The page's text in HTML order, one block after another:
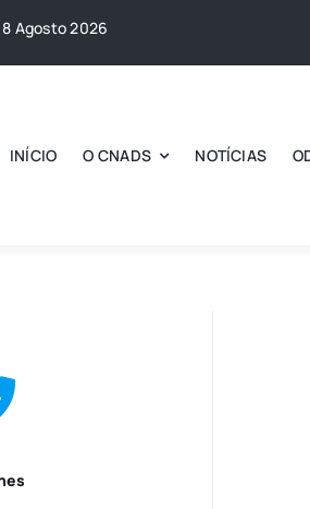
Agosto 2026
INÍCIO O CNADS NOTÍCIAS